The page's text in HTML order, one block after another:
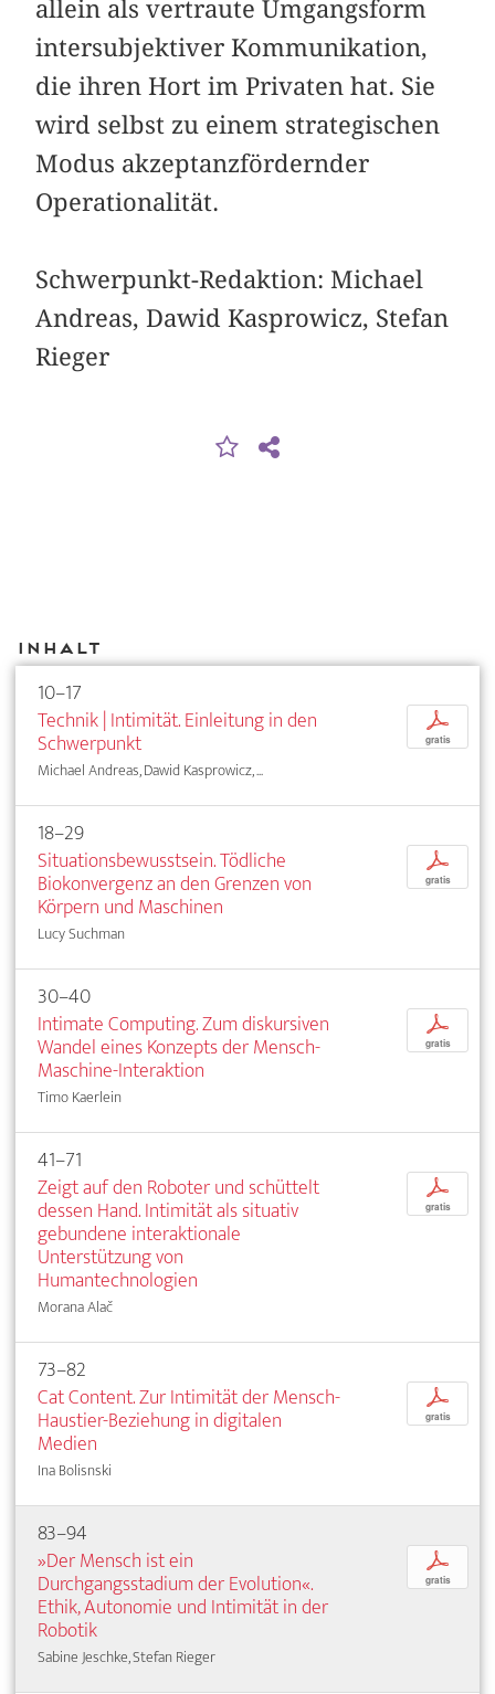
allein als vertraute Umgangsform
intersubjektiver Kommunikation,
die ihren Hort im Privaten hat. Sie
wird selbst zu einem strategischen
Modus akzeptanzfördernder
Operationalität.
Schwerpunkt-Redaktion: Michael
Andreas, Dawid Kasprowicz, Stefan
Rieger
Inhalt
10–17
Technik | Intimität. Einleitung in den
Schwerpunkt
Michael Andreas, Dawid Kasprowicz, ...
p
gratis
18–29
Situationsbewusstsein. Tödliche
Biokonvergenz an den Grenzen von
Körpern und Maschinen
Lucy Suchman
p
gratis
30–40
Intimate Computing. Zum diskursiven
Wandel eines Konzepts der Mensch-
Maschine-Interaktion
Timo Kaerlein
p
gratis
41–71
Zeigt auf den Roboter und schüttelt
dessen Hand. Intimität als situativ
gebundene interaktionale
Unterstützung von
Humantechnologien
Morana Alač
p
gratis
73–82
Cat Content. Zur Intimität der Mensch-
Haustier-Beziehung in digitalen
Medien
Ina Bolisnski
p
gratis
83–94
»Der Mensch ist ein
Durchgangsstadium der Evolution«.
Ethik, Autonomie und Intimität in der
Robotik
Sabine Jeschke, Stefan Rieger
p
gratis